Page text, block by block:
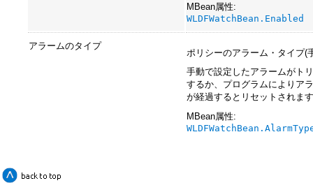
MBean属性:
WLDFWatchBean.Enabled
アラームのタイプ
ポリシーのアラーム・タイプ(
手動で設定したアラームがト
するか、プログラムによりア
が経過するとリセットされま
MBean属性: